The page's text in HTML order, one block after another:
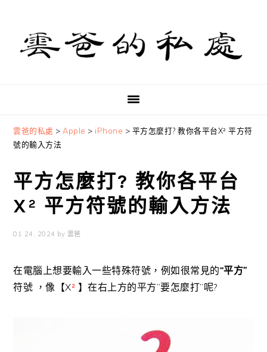
primary
navigation
content
primary
sidebar
雲爸的私處 > Apple > iPhone > 平方怎麼打? 教你各平台X² 平方符
號的輸入方法
平方怎麼打? 教你各平台
X² 平方符號的輸入方法
01 24, 2024 by 雲爸
在電腦上想要輸入一些特殊符號，例如很常見的“平方”
符號 ，像【X² 】在右上方的平方”要怎麼打”呢?